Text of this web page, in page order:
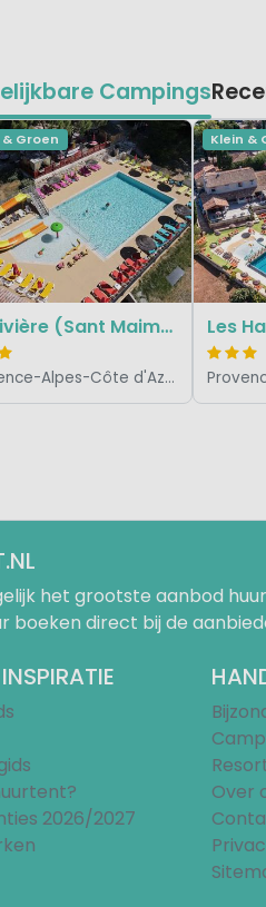
Campings
Groen
La Rivière (Sant Maime)
Provence-Alpes-Côte d'Azur, Frankrijk
Klein &
Les
het grootste aanbod
boeken direct bij de
2026/2027
Over